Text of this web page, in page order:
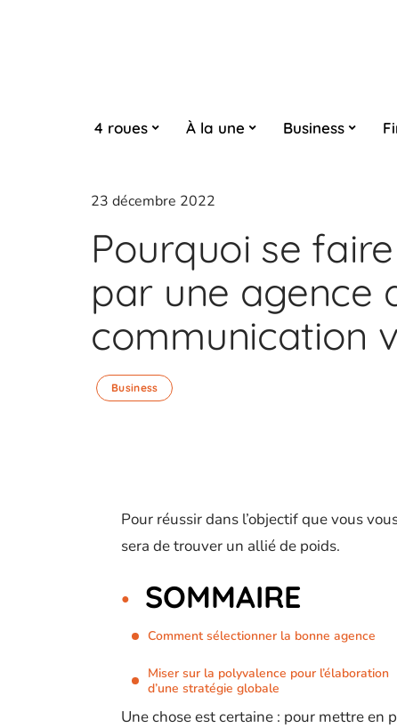
4 roues À la une Business
23 décembre 2022
Pourquoi se
par une agence
communication
Business
Pour réussir dans l’objectif que vous
sera de trouver un allié de poids.
SOMMAIRE
Comment sélectionner la bonne agence
Miser sur la polyvalence pour l’élaboration
d’une stratégie globale
Une chose est certaine : pour mettre